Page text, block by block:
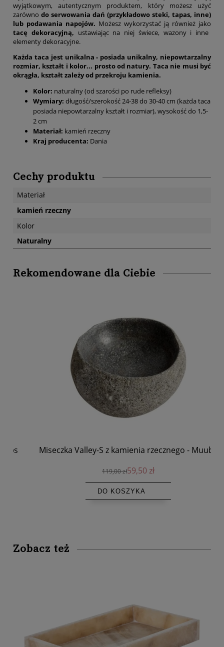
wyjątkowym, autentycznym produktem, który możesz użyć
zarówno do serwowania dań (przykładowo steki, tapas, inne)
lub podawania napojów. Możesz wykorzystać ją również jako
tacę dekoracyjną, ustawiając na niej świece, wazony i inne
elementy dekoracyjne.
Każda taca jest unikalna - posiada unikalny, niepowtarzalny
rozmiar, kształt i kolor... prosto od natury. Taca nie musi być
okrągła, kształt zależy od przekroju kamienia.
Kolor: naturalny (od szarości po rude refleksy)
Wymiary: długość/szerokość 24-38 do 30-40 cm (każda taca
posiada niepowtarzalny kształt i rozmiar), wysokość do 1,5-
2 cm
Materiał: kamień rzeczny
Kraj producenta: Dania
Cechy produktu
Materiał
kamień rzeczny
Kolor
Naturalny
Rekomendowane dla Ciebie
Miseczka Valley-S z kamienia rzecznego - Muubs
119,00 zł59,50 zł
DO KOSZYKA
Zobacz też